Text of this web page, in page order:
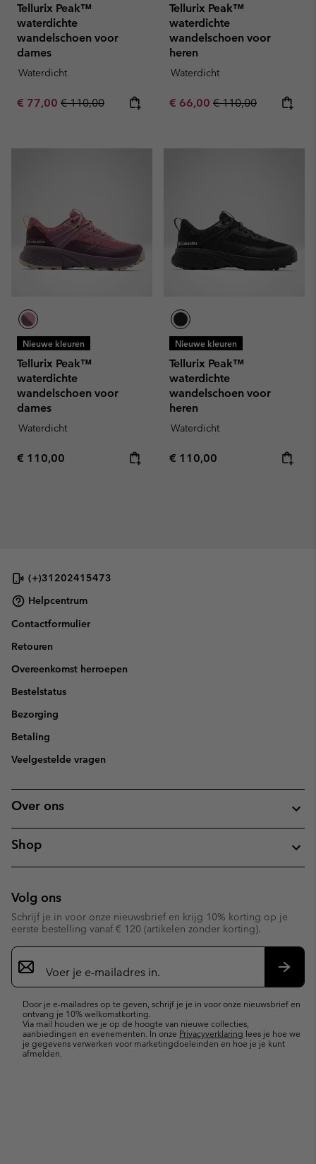
Tellurix Peak™
waterdichte
wandelschoen voor
dames
Waterdicht
Sale price:
€ 77,00 Regular price:
€ 110,00
Tellurix Peak™
waterdichte
wandelschoen voor
heren
Waterdicht
Sale price:
€ 66,00 Regular price:
€ 110,00
Nieuwe kleuren
Tellurix Peak™
waterdichte
wandelschoen voor
dames
Waterdicht
Regular price:
€ 110,00
Nieuwe kleuren
Tellurix Peak™
waterdichte
wandelschoen voor
heren
Waterdicht
Regular price:
€ 110,00
(+)31202415473
Helpcentrum
Contactformulier
Retouren
Overeenkomst herroepen
Bestelstatus
Bezorging
Betaling
Veelgestelde vragen
Over ons
Shop
Volg ons
Schrijf je in voor onze nieuwsbrief en krijg 10% korting op je
eerste bestelling vanaf € 120 (artikelen zonder korting).
Aanmelden
voor
e-
Door je e-mailadres op te geven, schrijf je je in voor onze nieuwsbrief en
ontvang je 10% welkomstkorting.
Via mail houden we je op de hoogte van nieuwe collecties,
aanbiedingen en evenementen. In onze Privacyverklaring lees je hoe we
je gegevens verwerken voor marketingdoeleinden en hoe je je kunt
afmelden.